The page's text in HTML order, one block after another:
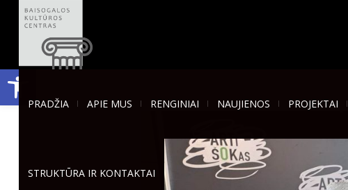
Open toolbar
PRADŽIA APIE MUS RENGINIAI NAUJIENOS PROJEKTAI
STRUKTŪRA IR KONTAKTAI